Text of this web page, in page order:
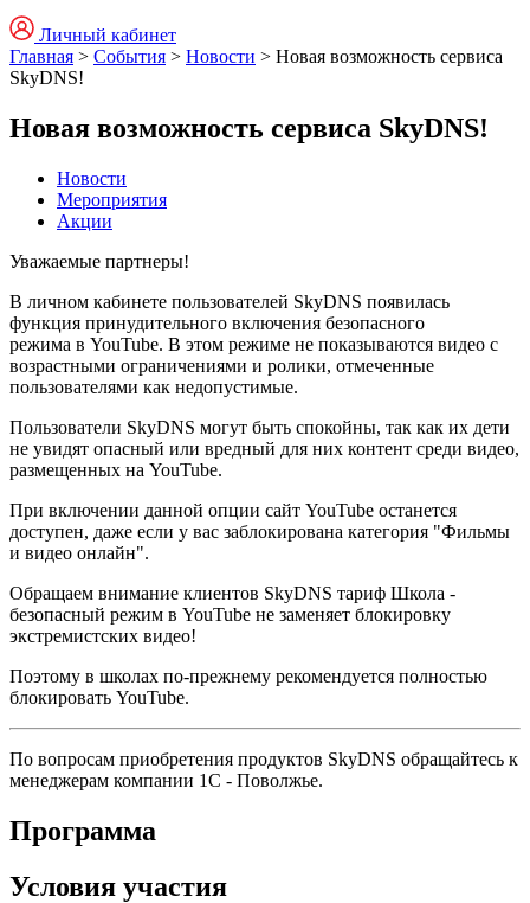
Личный кабинет
Главная > События > Новости > Новая возможность сервиса
SkyDNS!
Новая возможность сервиса SkyDNS!
Новости
Мероприятия
Акции
Уважаемые партнеры!
В личном кабинете пользователей SkyDNS появилась
функция принудительного включения безопасного
режима в YouTube. В этом режиме не показываются видео с
возрастными ограничениями и ролики, отмеченные
пользователями как недопустимые.
Пользователи SkyDNS могут быть спокойны, так как их дети
не увидят опасный или вредный для них контент среди видео,
размещенных на YouTube.
При включении данной опции сайт YouTube останется
доступен, даже если у вас заблокирована категория "Фильмы
и видео онлайн".
Обращаем внимание клиентов SkyDNS тариф Школа -
безопасный режим в YouTube не заменяет блокировку
экстремистских видео!
Поэтому в школах по-прежнему рекомендуется полностью
блокировать YouTube.
По вопросам приобретения продуктов SkyDNS обращайтесь к
менеджерам компании 1С - Поволжье.
Программа
Условия участия